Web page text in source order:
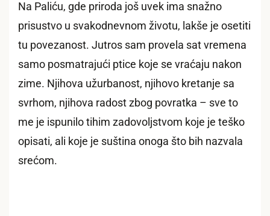
Na Paliću, gde priroda još uvek ima snažno
prisustvo u svakodnevnom životu, lakše je osetiti
tu povezanost. Jutros sam provela sat vremena
samo posmatrajući ptice koje se vraćaju nakon
zime. Njihova užurbanost, njihovo kretanje sa
svrhom, njihova radost zbog povratka – sve to
me je ispunilo tihim zadovoljstvom koje je teško
opisati, ali koje je suština onoga što bih nazvala
srećom.